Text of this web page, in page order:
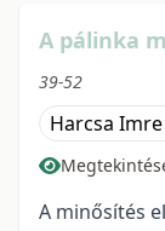
A pálinka
39-52
Harcsa
A minősítés